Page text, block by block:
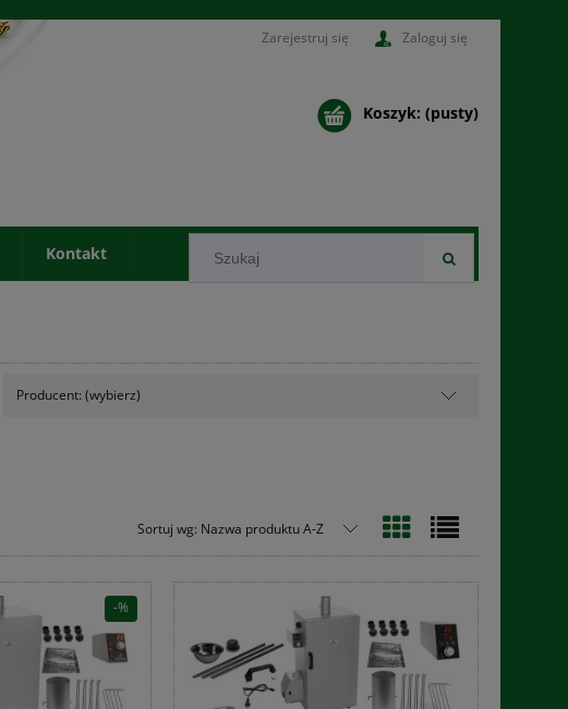
Zarejestruj się Zaloguj się
Koszyk: (pusty)
Kontakt
Producent: (wybierz)
Sortuj wg: Nazwa produktu A-Z